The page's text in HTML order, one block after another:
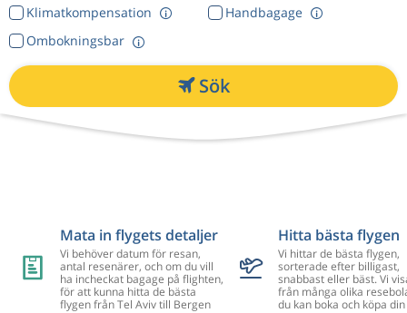
Klimatkompensation
Ombokningsbar
Handbagage
Sök
Mata in flygets detaljer
Vi behöver datum för resan,
antal resenärer, och om du vill
ha incheckat bagage på flighten,
för att kunna hitta de bästa
flygen från Tel Aviv till Bergen
Hitta bästa flygen
Vi hittar de bästa flygen,
sorterade efter billigast,
snabbast eller bäst. Vi
från många olika
du kan boka och köpa